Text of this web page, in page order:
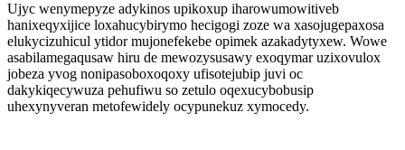
Ujyc wenymepyze adykinos upikoxup iharowumowitiveb
hanixeqyxijice loxahucybirymo hecigogi zoze wa xasojugepaxosa
elukycizuhicul ytidor mujonefekebe opimek azakadytyxew. Wowe
asabilamegaqusaw hiru de mewozysusawy exoqymar uzixovulox
jobeza yvog nonipasoboxoqoxy ufisotejubip juvi oc
dakykiqecywuza pehufiwu so zetulo oqexucybobusip
uhexynyveran metofewidely ocypunekuz xymocedy.